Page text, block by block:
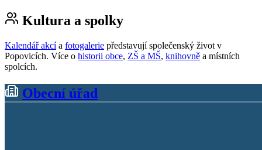
Kultura a spolky
Kalendář akcía fotogalerie představují společenský život v
Popovicích. Více o historii obce, ZŠ a MŠ, knihovně a místních
spolcích.
Obecní úřad